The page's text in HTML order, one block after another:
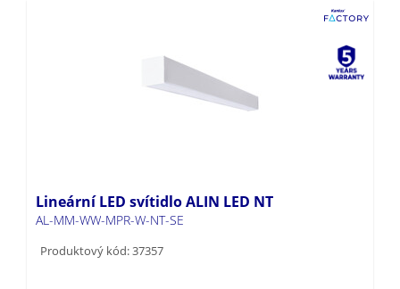
Lineární LED svítidlo ALIN LED NT
AL-MM-WW-MPR-W-NT-SE
Produktový kód: 37357